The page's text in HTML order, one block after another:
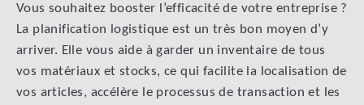
Vous souhaitez booster l’efficacité de votre entreprise ?
La planification logistique est un très bon moyen d’y
arriver. Elle vous aide à garder un inventaire de tous
vos matériaux et stocks, ce qui facilite la localisation de
vos articles, accélère le processus de transaction et les